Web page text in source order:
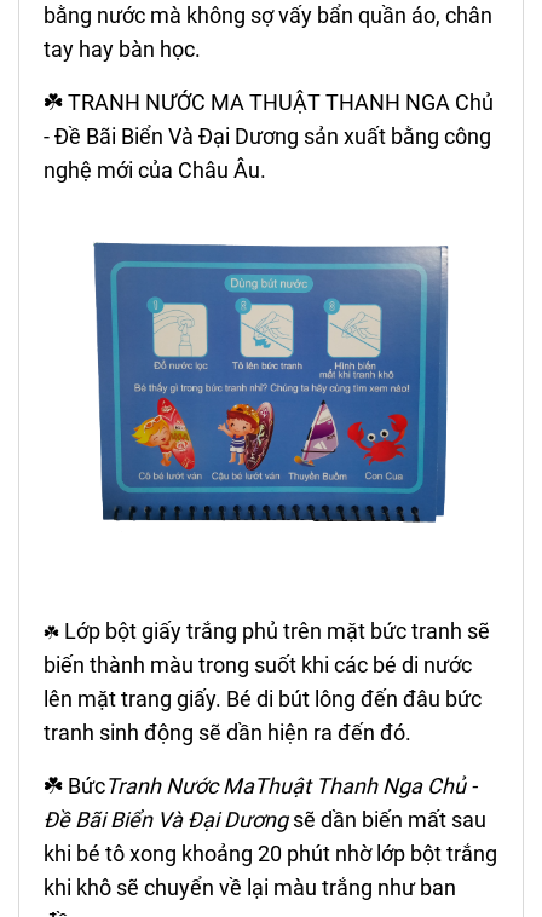
bằng nước mà không sợ vấy bẩn quần áo, chân
tay hay bàn học.
☘️ TRANH NƯỚC MA THUẬT THANH NGA Chủ
- Đề Bãi Biển Và Đại Dương sản xuất bằng công
nghệ mới của Châu Âu.
☘️ Lớp bột giấy trắng phủ trên mặt bức tranh sẽ
biến thành màu trong suốt khi các bé di nước
lên mặt trang giấy. Bé di bút lông đến đâu bức
tranh sinh động sẽ dần hiện ra đến đó.
☘️ BứcTranh Nước MaThuậtThanh Nga Chủ -
Đề Bãi Biển Và Đại Dươngsẽ dần biến mất sau
khi bé tô xong khoảng 20 phút nhờ lớp bột trắng
khi khô sẽ chuyển về lại màu trắng như ban